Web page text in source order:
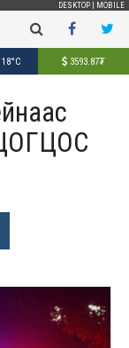
DESKTOP MOBILE
18°C 3593.87₮
ЦОГЦОС